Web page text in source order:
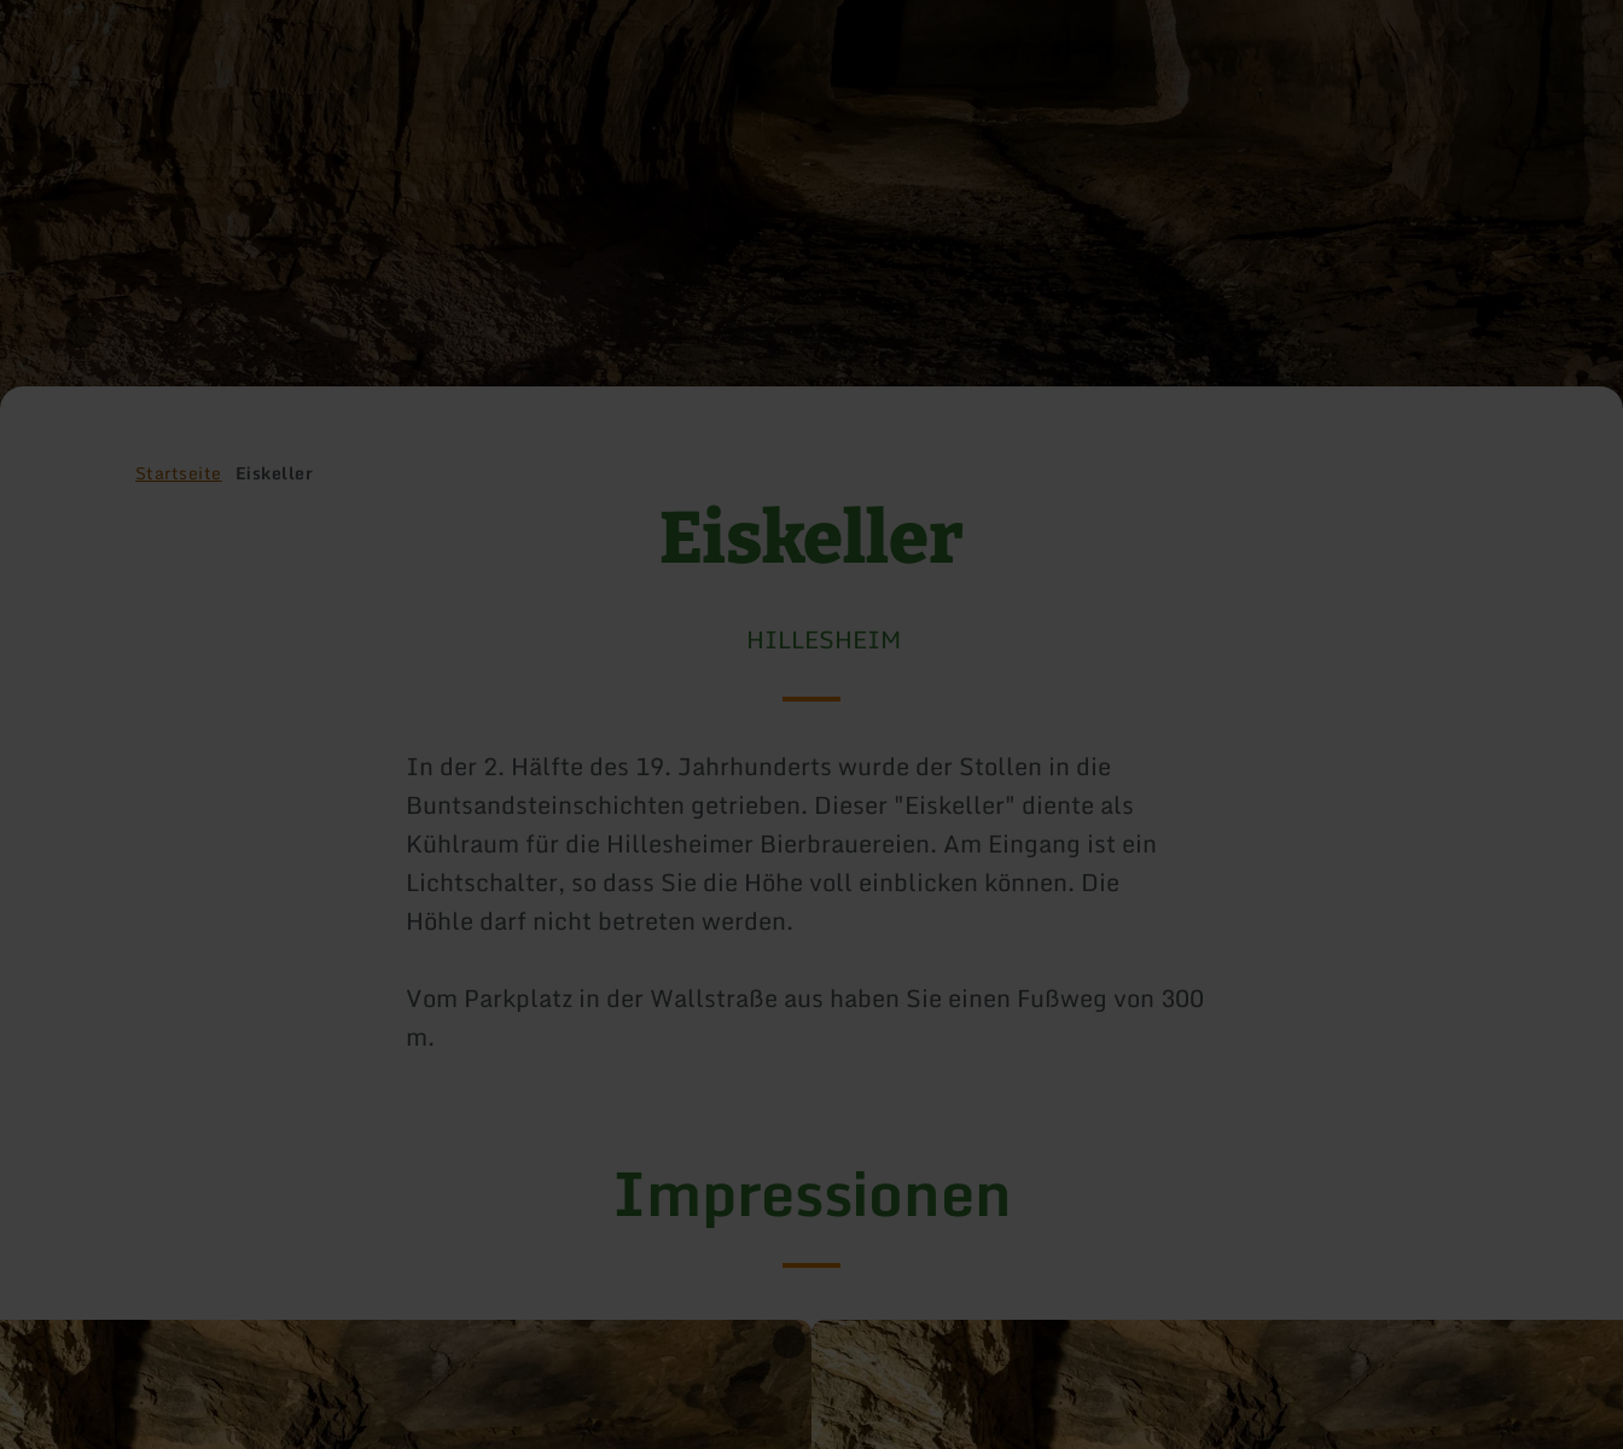
Startseite Eiskeller
Eiskeller
HILLESHEIM
In der 2. Hälfte des 19. Jahrhunderts wurde der Stollen in die
Buntsandsteinschichten getrieben. Dieser "Eiskeller" diente als
Kühlraum für die Hillesheimer Bierbrauereien. Am Eingang ist ein
Lichtschalter, so dass Sie die Höhe voll einblicken können. Die
Höhle darf nicht betreten werden.
Vom Parkplatz in der Wallstraße aus haben Sie einen Fußweg von 300
m.
Impressionen